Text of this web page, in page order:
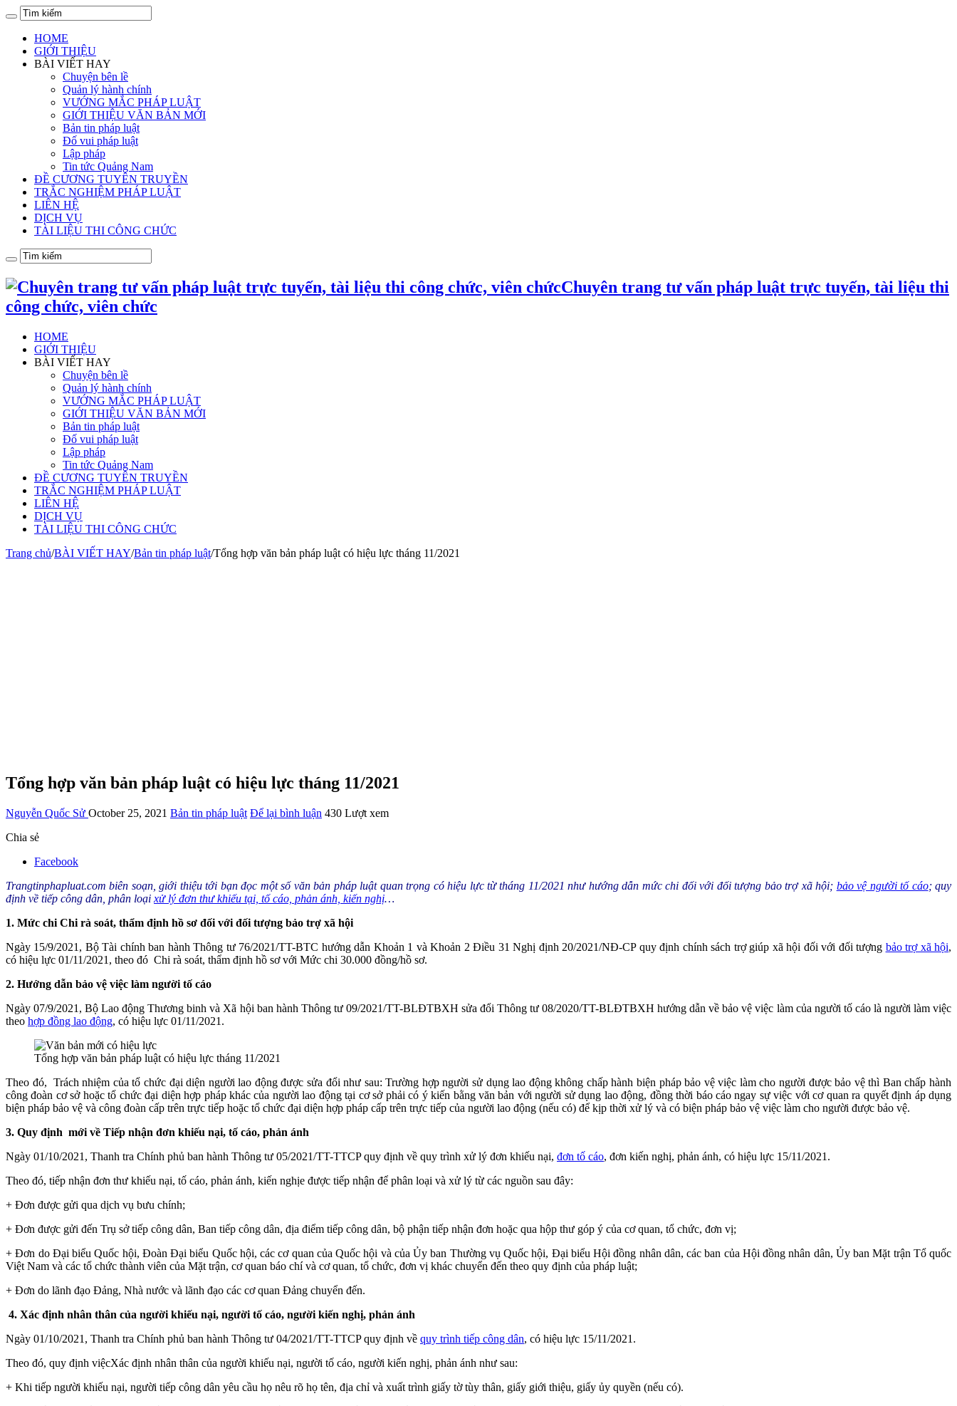
HOME
GIỚI THIỆU
BÀI VIẾT HAY
Chuyện bên lề
Quản lý hành chính
VƯỚNG MẮC PHÁP LUẬT
GIỚI THIỆU VĂN BẢN MỚI
Bản tin pháp luật
Đố vui pháp luật
Lập pháp
Tin tức Quảng Nam
ĐỀ CƯƠNG TUYÊN TRUYỀN
TRẮC NGHIỆM PHÁP LUẬT
LIÊN HỆ
DỊCH VỤ
TÀI LIỆU THI CÔNG CHỨC
Chuyên trang tư vấn pháp luật trực tuyến, tài liệu thi
công chức, viên chức
HOME
GIỚI THIỆU
BÀI VIẾT HAY
Chuyện bên lề
Quản lý hành chính
VƯỚNG MẮC PHÁP LUẬT
GIỚI THIỆU VĂN BẢN MỚI
Bản tin pháp luật
Đố vui pháp luật
Lập pháp
Tin tức Quảng Nam
ĐỀ CƯƠNG TUYÊN TRUYỀN
TRẮC NGHIỆM PHÁP LUẬT
LIÊN HỆ
DỊCH VỤ
TÀI LIỆU THI CÔNG CHỨC
Trang chủ/BÀI VIẾT HAY/Bản tin pháp luật/Tổng hợp văn bản pháp luật có hiệu lực tháng 11/2021
Tổng hợp văn bản pháp luật có hiệu lực tháng 11/2021
Nguyễn Quốc Sử October 25, 2021 Bản tin pháp luật Để lại bình luận 430 Lượt xem
Chia sẻ
Facebook
Trangtinphapluat.com biên soạn, giới thiệu tới bạn đọc một số văn bản pháp luật quan trọng có hiệu lực từ tháng 11/2021 như hướng dẫn mức chi đối với đối tượng bảo trợ xã hội; bảo vệ người tố cáo; quy
định về tiếp công dân, phân loại xử lý đơn thư khiếu tại, tố cáo, phản ánh, kiến nghị…
1. Mức chi Chi rà soát, thẩm định hồ sơ đối với đối tượng bảo trợ xã hội
Ngày 15/9/2021, Bộ Tài chính ban hành Thông tư 76/2021/TT-BTC hướng dẫn Khoản 1 và Khoản 2 Điều 31 Nghị định 20/2021/NĐ-CP quy định chính sách trợ giúp xã hội đối với đối tượng bảo trợ xã hội,
có hiệu lực 01/11/2021, theo đó Chi rà soát, thẩm định hồ sơ với Mức chi 30.000 đồng/hồ sơ.
2. Hướng dẫn bảo vệ việc làm người tố cáo
Ngày 07/9/2021, Bộ Lao động Thương binh và Xã hội ban hành Thông tư 09/2021/TT-BLĐTBXH sửa đổi Thông tư 08/2020/TT-BLĐTBXH hướng dẫn về bảo vệ việc làm của người tố cáo là người làm việc
theo hợp đồng lao động, có hiệu lực 01/11/2021.
Tổng hợp văn bản pháp luật có hiệu lực tháng 11/2021
Theo đó, Trách nhiệm của tổ chức đại diện người lao động được sửa đổi như sau: Trường hợp người sử dụng lao động không chấp hành biện pháp bảo vệ việc làm cho người được bảo vệ thì Ban chấp hành
công đoàn cơ sở hoặc tổ chức đại diện hợp pháp khác của người lao động tại cơ sở phải có ý kiến bằng văn bản với người sử dụng lao động, đồng thời báo cáo ngay sự việc với cơ quan ra quyết định áp dụng
biện pháp bảo vệ và công đoàn cấp trên trực tiếp hoặc tổ chức đại diện hợp pháp cấp trên trực tiếp của người lao động (nếu có) để kịp thời xử lý và có biện pháp bảo vệ việc làm cho người được bảo vệ.
3. Quy định mới về Tiếp nhận đơn khiếu nại, tố cáo, phản ánh
Ngày 01/10/2021, Thanh tra Chính phủ ban hành Thông tư 05/2021/TT-TTCP quy định về quy trình xử lý đơn khiếu nại, đơn tố cáo, đơn kiến nghị, phản ánh, có hiệu lực 15/11/2021.
Theo đó, tiếp nhận đơn thư khiếu nại, tố cáo, phản ánh, kiến nghịe được tiếp nhận để phân loại và xử lý từ các nguồn sau đây:
+ Đơn được gửi qua dịch vụ bưu chính;
+ Đơn được gửi đến Trụ sở tiếp công dân, Ban tiếp công dân, địa điểm tiếp công dân, bộ phận tiếp nhận đơn hoặc qua hộp thư góp ý của cơ quan, tổ chức, đơn vị;
+Đơn do Đại biểu Quốc hội, Đoàn Đại biểu Quốc hội, các cơ quan của Quốc hội và của Ủy ban Thường vụ Quốc hội, Đại biểu Hội đồng nhân dân, các ban của Hội đồng nhân dân, Ủy ban Mặt trận Tổ quốc
Việt Nam và các tổ chức thành viên của Mặt trận, cơ quan báo chí và cơ quan, tổ chức, đơn vị khác chuyển đến theo quy định của pháp luật;
+ Đơn do lãnh đạo Đảng, Nhà nước và lãnh đạo các cơ quan Đảng chuyển đến.
4. Xác định nhân thân của người khiếu nại, người tố cáo, người kiến nghị, phản ánh
Ngày 01/10/2021, Thanh tra Chính phủ ban hành Thông tư 04/2021/TT-TTCP quy định về quy trình tiếp công dân, có hiệu lực 15/11/2021.
Theo đó, quy định việcXác định nhân thân của người khiếu nại, người tố cáo, người kiến nghị, phản ánh như sau:
+ Khi tiếp người khiếu nại, người tiếp công dân yêu cầu họ nêu rõ họ tên, địa chỉ và xuất trình giấy tờ tùy thân, giấy giới thiệu, giấy ủy quyền (nếu có).